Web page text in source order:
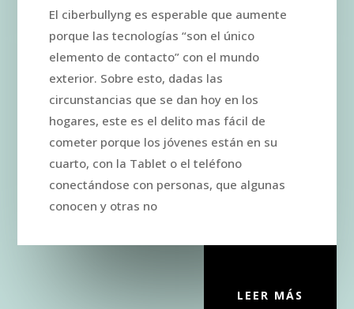
El ciberbullyng es esperable que aumente
porque las tecnologías “son el único
elemento de contacto” con el mundo
exterior. Sobre esto, dadas las
circunstancias que se dan hoy en los
hogares, este es el delito mas fácil de
cometer porque los jóvenes están en su
cuarto, con la Tablet o el teléfono
conectándose con personas, que algunas
conocen y otras no
LEER MÁS